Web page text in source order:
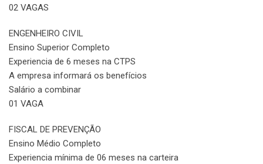
02 VAGAS
ENGENHEIRO CIVIL
Ensino Superior Completo
Experiencia de 6 meses na CTPS
A empresa informará os benefícios
Salário a combinar
01 VAGA
FISCAL DE PREVENÇÃO
Ensino Médio Completo
Experiencia mínima de 06 meses na carteira